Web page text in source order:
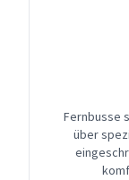
Fernbusse
über